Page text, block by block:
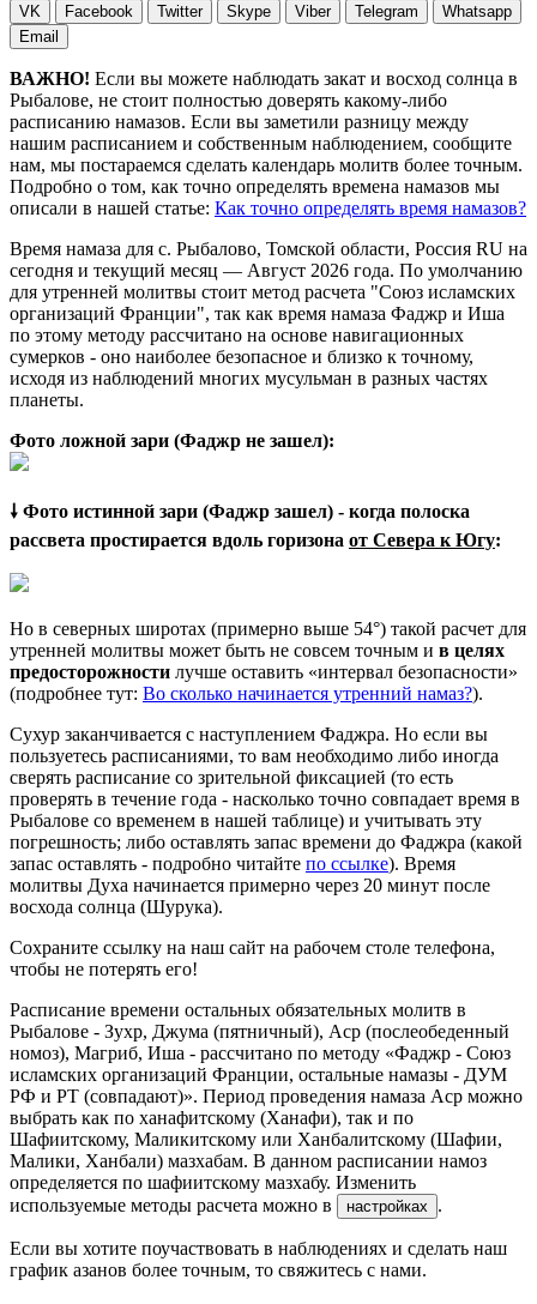
VK Facebook Twitter Skype Viber Telegram
Whatsapp
Email
ВАЖНО! Если вы можете наблюдать закат и восход солнца в
Рыбалове, не стоит полностью доверять какому-либо
расписанию намазов. Если вы заметили разницу между
нашим расписанием и собственным наблюдением, сообщите
нам, мы постараемся сделать календарь молитв более точным.
Подробно о том, как точно определять времена намазов мы
описали в нашей статье: Как точно определять время намазов?
Время намаза для с. Рыбалово, Томской области, Россия RU на
сегодня и текущий месяц — Август 2026 года. По умолчанию
для утренней молитвы стоит метод расчета "Союз исламских
организаций Франции", так как время намаза Фаджр и Иша
по этому методу рассчитано на основе навигационных
сумерков - оно наиболее безопасное и близко к точному,
исходя из наблюдений многих мусульман в разных частях
планеты.
Фото ложной зари (Фаджр не зашел):
🠗 Фото истинной зари (Фаджр зашел) - когда полоска
рассвета простирается вдоль горизона от Севера к Югу:
Но в северных широтах (примерно выше 54°) такой расчет для
утренней молитвы может быть не совсем точным и в целях
предосторожности лучше оставить «интервал безопасности»
(подробнее тут: Во сколько начинается утренний намаз?).
Сухур заканчивается с наступлением Фаджра. Но если вы
пользуетесь расписаниями, то вам необходимо либо иногда
сверять расписание со зрительной фиксацией (то есть
проверять в течение года - насколько точно совпадает время в
Рыбалове со временем в нашей таблице) и учитывать эту
погрешность; либо оставлять запас времени до Фаджра (какой
запас оставлять - подробно читайте по ссылке). Время
молитвы Духа начинается примерно через 20 минут после
восхода солнца (Шурука).
Сохраните ссылку на наш сайт на рабочем столе телефона,
чтобы не потерять его!
Расписание времени остальных обязательных молитв в
Рыбалове - Зухр, Джума (пятничный), Аср (послеобеденный
номоз), Магриб, Иша - рассчитано по методу «Фаджр - Союз
исламских организаций Франции, остальные намазы - ДУМ
РФ и РТ (совпадают)». Период проведения намаза Аср можно
выбрать как по ханафитскому (Ханафи), так и по
Шафиитскому, Маликитскому или Ханбалитскому (Шафии,
Малики, Ханбали) мазхабам. В данном расписании намоз
определяется по шафиитскому мазхабу. Изменить
используемые методы расчета можно в
настройках .
Если вы хотите поучаствовать в наблюдениях и сделать наш
график азанов более точным, то свяжитесь с нами.